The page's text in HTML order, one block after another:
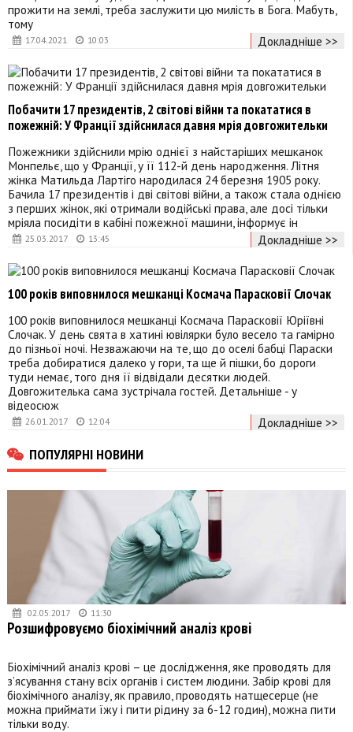
17.04.2021 10:03
прожити на землі, треба заслужити цю милість в Бога. Мабуть,
тому
Докладніше >>
25.03.2017 13:45
Побачити 17 президентів, 2 світові війни та покататися в
пожежній: У Франції здійснилася давня мрія довгожительки
Пожежники здійснили мрію однієї з найстаріших мешканок
Монпельє, що у Франції, у її 112-й день народження. Літня
жінка Матильда Лартіго народилася 24 березня 1905 року.
Бачила 17 президентів і дві світові війни, а також стала однією
з перших жінок, які отримали водійські права, але досі тільки
мріяла посидіти в кабіні пожежної машини, інформує ін
Докладніше >>
26.01.2017 12:04
100 років виповнилося мешканці Космача Парасковії Слочак
100 років виповнилося мешканці Космача Парасковії Юріївні
Слочак. У день свята в хатині ювілярки було весело та гамірно
до пізньої ночі. Незважаючи на те, що до оселі бабці Параски
треба добиратися далеко у гори, та ще й пішки, бо дороги
туди немає, того дня її відвідали десятки людей.
Довгожителька сама зустрічала гостей. Детальніше - у
відеосюж
Докладніше >>
ПОПУЛЯРНІ НОВИНИ
02.05.2017 11:30
Розшифровуємо біохімічний аналіз крові
Біохімічний аналіз крові – це дослідження, яке проводять для
з’ясування стану всіх органів і систем людини. Забір крові для
біохімічного аналізу, як правило, проводять натщесерце (не
можна приймати їжу і пити рідину за 6-12 годин), можна пити
тільки воду.